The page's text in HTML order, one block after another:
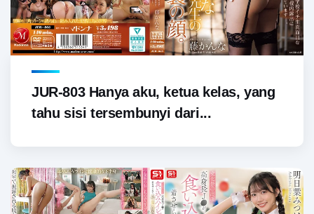
JUR-803 Hanya aku, ketua kelas, yang
tahu sisi tersembunyi dari...